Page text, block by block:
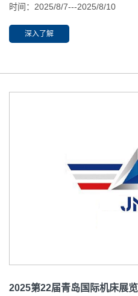
时间：2025/8/7---2025/8/10
地点：烟台八角湾国际会展中心
路31号 展位号：B1-M1-3
深入了解
2025第22届青岛国际机床展览